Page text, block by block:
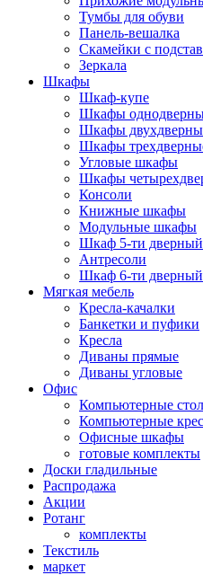
Тумбы для обуви
Панель-вешалка
Скамейки с
Зеркала
Шкафы
Шкаф-купе
Шкафы
Шкафы
Шкафы
Угловые шкафы
Шкафы
Консоли
Книжные шкафы
Модульные шкафы
Шкаф 5-ти дверный
Антресоли
Шкаф 6-ти дверный
Мягкая мебель
Кресла-качалки
Банкетки и пуфики
Кресла
Диваны прямые
Диваны угловые
Офис
Компьютерные
Компьютерные
Офисные шкафы
готовые комплекты
Доски гладильные
Распродажа
Акции
Ротанг
комплекты
Текстиль
маркет